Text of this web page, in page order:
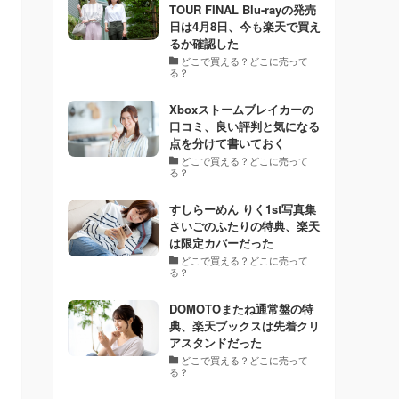
TOUR FINAL Blu-rayの発売
日は4月8日、今も楽天で買え
るか確認した
どこで買える？どこに売って
る？
Xboxストームブレイカーの
口コミ、良い評判と気になる
点を分けて書いておく
どこで買える？どこに売って
る？
すしらーめん りく1st写真集
さいごのふたりの特典、楽天
は限定カバーだった
どこで買える？どこに売って
る？
DOMOTOまたね通常盤の特
典、楽天ブックスは先着クリ
アスタンドだった
どこで買える？どこに売って
る？